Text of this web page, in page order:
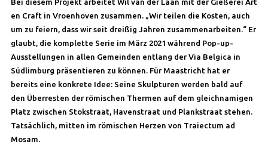
Bei diesem Projekt arbeitet Wil van der Laan mit der Gießerei Art
en Craft in Vroenhoven zusammen. „Wir teilen die Kosten, auch
um zu feiern, dass wir seit dreißig Jahren zusammenarbeiten.“ Er
glaubt, die komplette Serie im März 2021 während Pop-up-
Ausstellungen in allen Gemeinden entlang der Via Belgica in
Südlimburg präsentieren zu können. Für Maastricht hat er
bereits eine konkrete Idee: Seine Skulpturen werden bald auf
den Überresten der römischen Thermen auf dem gleichnamigen
Platz zwischen Stokstraat, Havenstraat und Plankstraat stehen.
Tatsächlich, mitten im römischen Herzen von Traiectum ad
Mosam.